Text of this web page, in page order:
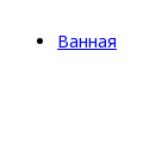
Ванная